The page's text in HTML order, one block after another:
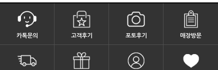
카톡문의 고객후기 포토후기 매장방문